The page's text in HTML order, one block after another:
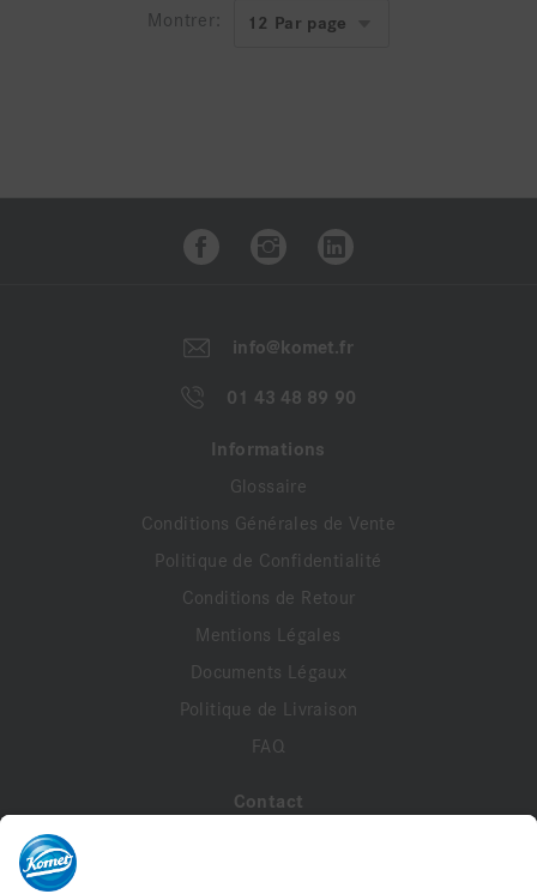
Montrer:
info@komet.fr
01 43 48 89 90
Informations
Glossaire
Conditions Générales de Vente
Politique de Confidentialité
Conditions de Retour
Mentions Légales
Documents Légaux
Politique de Livraison
FAQ
Contact